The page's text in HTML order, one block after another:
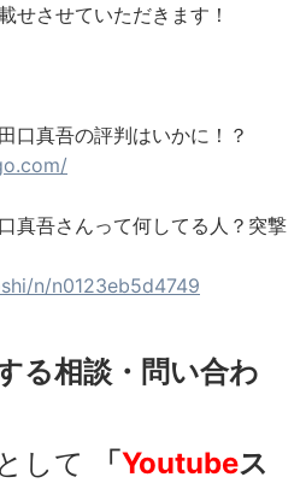
せさせていただきます！
真吾の評判はいかに！？
真吾さんって何してる人？突撃
n/n0123eb5d4749
る相談・問い合わ
として 「Youtubeス